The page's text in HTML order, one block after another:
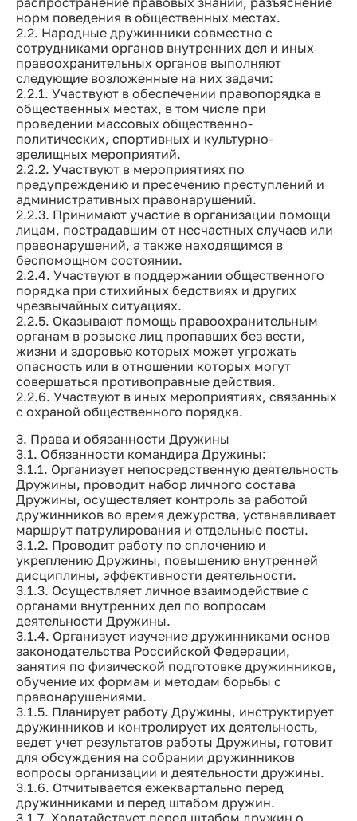
норм поведения в общественных местах.
2.2. Народные дружинники совместно с
сотрудниками органов внутренних дел и иных
правоохранительных органов выполняют
следующие возложенные на них задачи:
2.2.1. Участвуют в обеспечении правопорядка в
общественных местах, в том числе при
проведении массовых общественно-
политических, спортивных и культурно-
зрелищных мероприятий.
2.2.2. Участвуют в мероприятиях по
предупреждению и пресечению преступлений и
административных правонарушений.
2.2.3. Принимают участие в организации помощи
лицам, пострадавшим от несчастных случаев или
правонарушений, а также находящимся в
беспомощном состоянии.
2.2.4. Участвуют в поддержании общественного
порядка при стихийных бедствиях и других
чрезвычайных ситуациях.
2.2.5. Оказывают помощь правоохранительным
органам в розыске лиц пропавших без вести,
жизни и здоровью которых может угрожать
опасность или в отношении которых могут
совершаться противоправные действия.
2.2.6. Участвуют в иных мероприятиях, связанных
с охраной общественного порядка.
3. Права и обязанности Дружины
3.1. Обязанности командира Дружины:
3.1.1. Организует непосредственную деятельность
Дружины, проводит набор личного состава
Дружины, осуществляет контроль за работой
дружинников во время дежурства, устанавливает
маршрут патрулирования и отдельные посты.
3.1.2. Проводит работу по сплочению и
укреплению Дружины, повышению внутренней
дисциплины, эффективности деятельности.
3.1.3. Осуществляет личное взаимодействие с
органами внутренних дел по вопросам
деятельности Дружины.
3.1.4. Организует изучение дружинниками основ
законодательства Российской Федерации,
занятия по физической подготовке дружинников,
обучение их формам и методам борьбы с
правонарушениями.
3.1.5. Планирует работу Дружины, инструктирует
дружинников и контролирует их деятельность,
ведет учет результатов работы Дружины, готовит
для обсуждения на собрании дружинников
вопросы организации и деятельности дружины.
3.1.6. Отчитывается ежеквартально перед
дружинниками и перед штабом дружин.
3.1.7. Ходатайствует перед штабом дружин о